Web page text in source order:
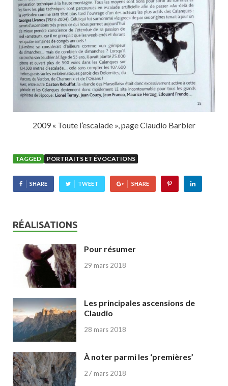
2009 « Toute l’escalade », page Claudio Barbier
TAGGED PORTRAITS ET ÉVOCATIONS
SHARE TWEET SHARE
RÉALISATIONS
Pour résumer
29 mars 2018
Les principales ascensions de
Claudio
28 mars 2018
À noter parmi les ‘premières’
27 mars 2018